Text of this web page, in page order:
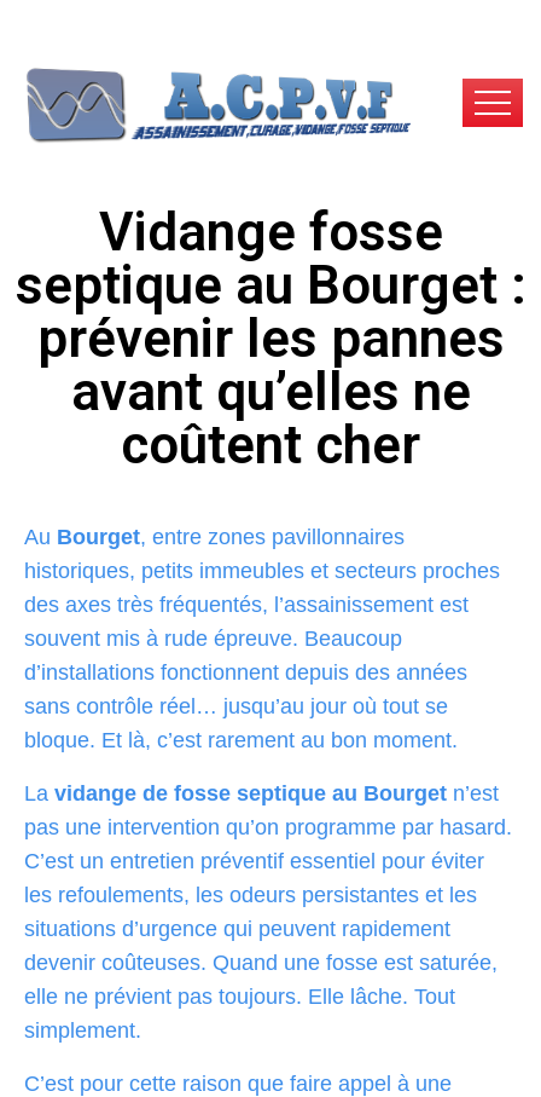
Vidange fosse
septique au Bourget :
prévenir les pannes
avant qu’elles ne
coûtent cher
Au Bourget, entre zones pavillonnaires
historiques, petits immeubles et secteurs proches
des axes très fréquentés, l’assainissement est
souvent mis à rude épreuve. Beaucoup
d’installations fonctionnent depuis des années
sans contrôle réel… jusqu’au jour où tout se
bloque. Et là, c’est rarement au bon moment.
La vidange de fosse septique au Bourget n’est
pas une intervention qu’on programme par hasard.
C’est un entretien préventif essentiel pour éviter
les refoulements, les odeurs persistantes et les
situations d’urgence qui peuvent rapidement
devenir coûteuses. Quand une fosse est saturée,
elle ne prévient pas toujours. Elle lâche. Tout
simplement.
C’est pour cette raison que faire appel à une